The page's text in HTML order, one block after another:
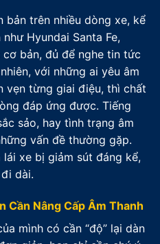
bản trên nhiều dòng xe, kể
Hyundai Santa Fe,
bản, đủ để nghe tin tức
với những ai yêu âm
vẹn từng giai điệu, thì chất
đáp ứng được. Tiếng
sảo, hay tình trạng âm
vấn đề thường gặp.
xe bị giảm sút đáng kể,
dài.
Cần Nâng Cấp Âm Thanh
mình có cần “độ” lại dàn